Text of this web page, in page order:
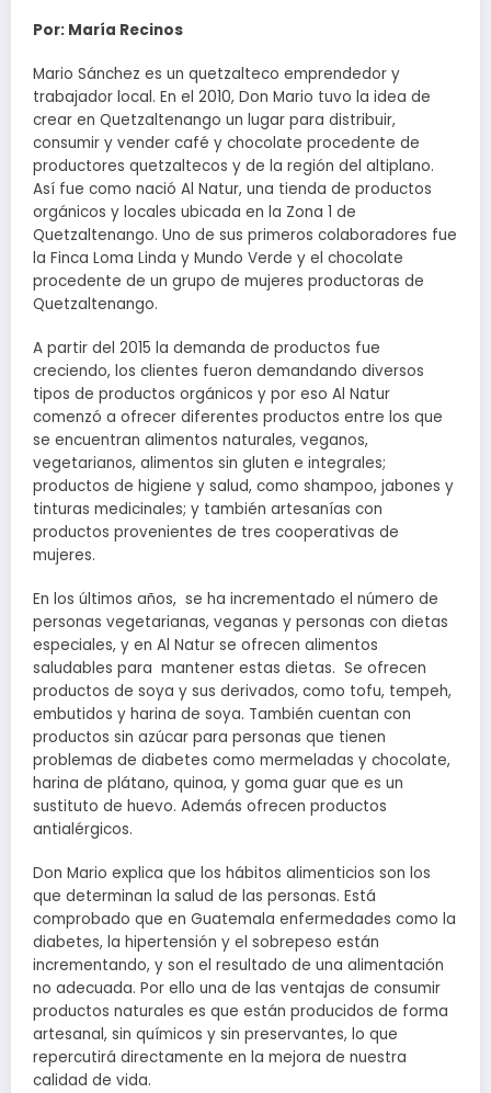
Por: María Recinos
Mario Sánchez es un quetzalteco emprendedor y
trabajador local. En el 2010, Don Mario tuvo la idea de
crear en Quetzaltenango un lugar para distribuir,
consumir y vender café y chocolate procedente de
productores quetzaltecos y de la región del altiplano.
Así fue como nació Al Natur, una tienda de productos
orgánicos y locales ubicada en la Zona 1 de
Quetzaltenango. Uno de sus primeros colaboradores fue
la Finca Loma Linda y Mundo Verde y el chocolate
procedente de un grupo de mujeres productoras de
Quetzaltenango.
A partir del 2015 la demanda de productos fue
creciendo, los clientes fueron demandando diversos
tipos de productos orgánicos y por eso Al Natur
comenzó a ofrecer diferentes productos entre los que
se encuentran alimentos naturales, veganos,
vegetarianos, alimentos sin gluten e integrales;
productos de higiene y salud, como shampoo, jabones y
tinturas medicinales; y también artesanías con
productos provenientes de tres cooperativas de
mujeres.
En los últimos años, se ha incrementado el número de
personas vegetarianas, veganas y personas con dietas
especiales, y en Al Natur se ofrecen alimentos
saludables para mantener estas dietas. Se ofrecen
productos de soya y sus derivados, como tofu, tempeh,
embutidos y harina de soya. También cuentan con
productos sin azúcar para personas que tienen
problemas de diabetes como mermeladas y chocolate,
harina de plátano, quinoa, y goma guar que es un
sustituto de huevo. Además ofrecen productos
antialérgicos.
Don Mario explica que los hábitos alimenticios son los
que determinan la salud de las personas. Está
comprobado que en Guatemala enfermedades como la
diabetes, la hipertensión y el sobrepeso están
incrementando, y son el resultado de una alimentación
no adecuada. Por ello una de las ventajas de consumir
productos naturales es que están producidos de forma
artesanal, sin químicos y sin preservantes, lo que
repercutirá directamente en la mejora de nuestra
calidad de vida.